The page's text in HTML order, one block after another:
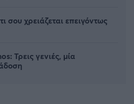
σου χρειάζεται επειγόντως
Τρεις γενιές, μία